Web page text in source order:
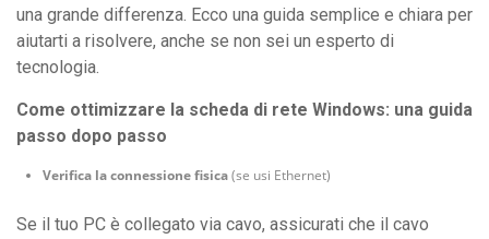
una grande differenza. Ecco una guida semplice e chiara per
aiutarti a risolvere, anche se non sei un esperto di
tecnologia.
Come ottimizzare la scheda di rete Windows: una guida
passo dopo passo
Verifica la connessione fisica(se usi Ethernet)
Se il tuo PC è collegato via cavo, assicurati che il cavo